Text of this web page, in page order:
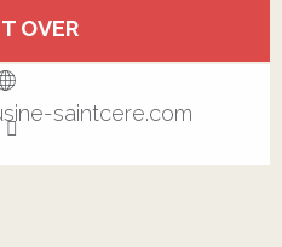
OVER
saintcere.com